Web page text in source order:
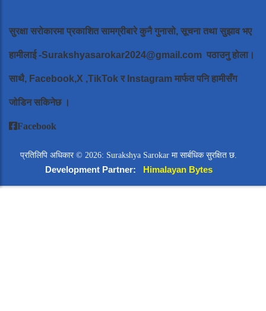
सुरक्षा सरोकारमा प्रकाशित सामग्रीबारे कुनै गुनासो, सूचना तथा सुझाव भए
हामीलाई-Surakshyasarokar2024@gmail.com पठाउनु होला।
साथै, Facebook,X ,TikTok र Instagram मार्फत पनि हामीसँग
जोडिन सकिनेछ ।
Facebook
प्रतिलिपि अधिकार © 2026: Surakshya Sarokar मा सार्बधिक सुरक्षित छ.
Development Partner: Himalayan Bytes